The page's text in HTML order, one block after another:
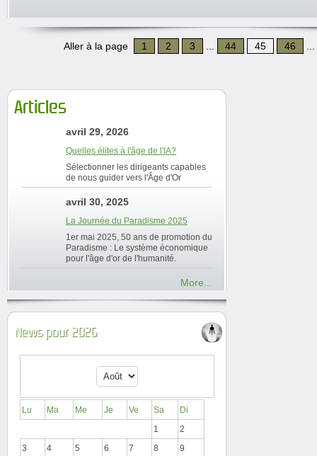
Aller à la page 1 2 3 ... 44 45 46 ...
Articles
avril 29, 2026
Quelles élites à l'âge de l'IA?
Sélectionner les dirigeants capables
de nous guider vers l'Âge d'Or
avril 30, 2025
La Journée du Paradisme 2025
1er mai 2025, 50 ans de promotion du
Paradisme : Le système économique
pour l'âge d'or de l'humanité.
More...
News pour 2026
Lu Ma Me Je Ve Sa
Di
1
2
3
4 5 6 7 8
9